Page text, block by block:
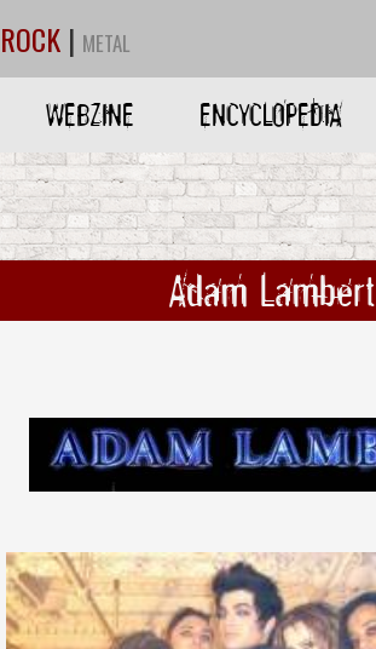
ROCK | METAL
WEBZINE ENCYCLOPEDIA
Adam Lambert